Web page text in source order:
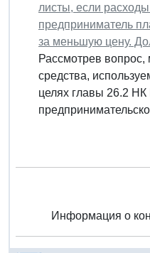
листы, если
предприниматель
за меньшую цену.
Рассмотрев
средства,
целях главы 26.2
Информация о